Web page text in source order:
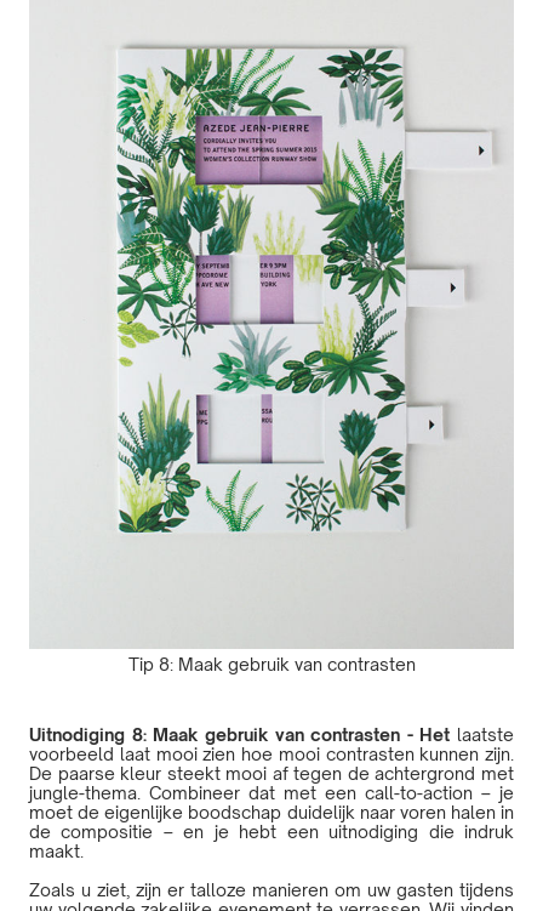
Tip 8: Maak gebruik van contrasten
Uitnodiging 8: Maak gebruik van contrasten - Het laatste
voorbeeld laat mooi zien hoe mooi contrasten kunnen zijn.
De paarse kleur steekt mooi af tegen de achtergrond met
jungle-thema. Combineer dat met een call-to-action – je
moet de eigenlijke boodschap duidelijk naar voren halen in
de compositie – en je hebt een uitnodiging die indruk
maakt.
Zoals u ziet, zijn er talloze manieren om uw gasten tijdens